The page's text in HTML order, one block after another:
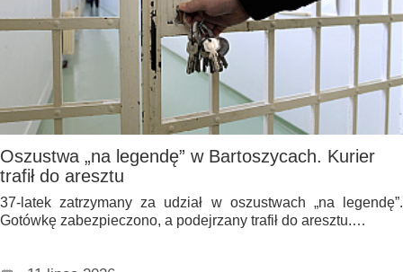
Oszustwa „na legendę” w Bartoszycach. Kurier
trafił do aresztu
37-latek zatrzymany za udział w oszustwach „na legendę”.
Gotówkę zabezpieczono, a podejrzany trafił do aresztu.…